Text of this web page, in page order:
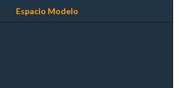
Espacio Modelo